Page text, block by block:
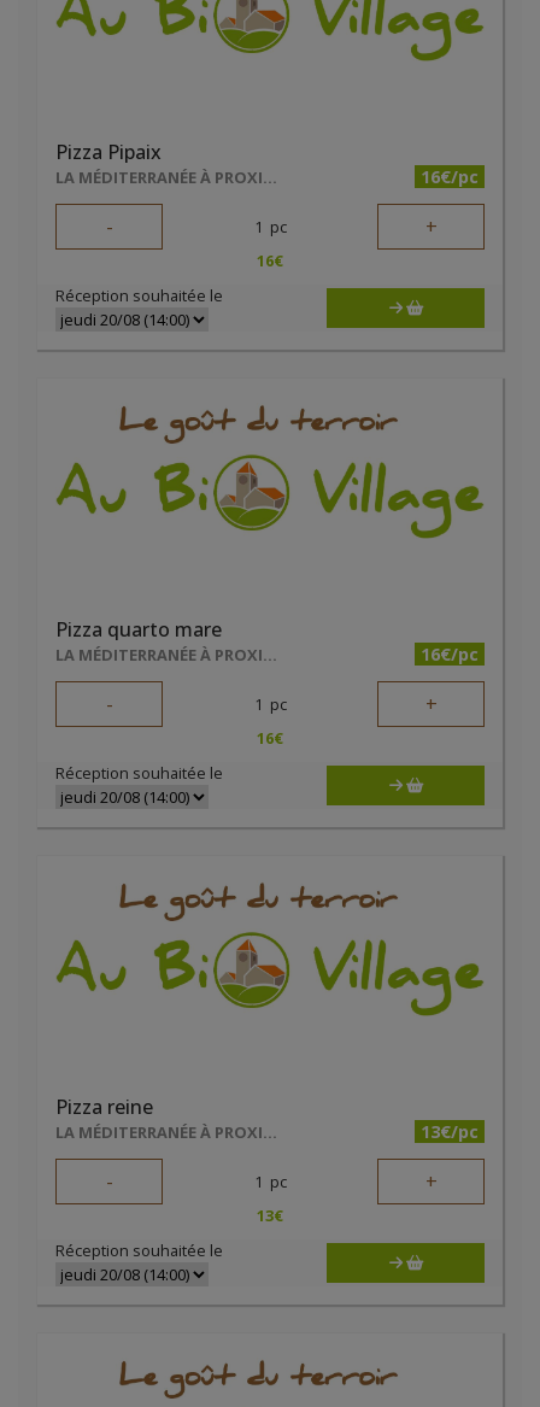
Pizza Pipaix
LA MÉDITERRANÉE À PROXIMITÉ 16€/pc
- 1 pc +
16€
Réception souhaitée le
Pizza quarto mare
LA MÉDITERRANÉE À PROXIMITÉ 16€/pc
- 1 pc +
16€
Réception souhaitée le
Pizza reine
LA MÉDITERRANÉE À PROXIMITÉ 13€/pc
- 1 pc +
13€
Réception souhaitée le